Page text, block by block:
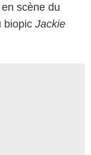
scène du
biopic Jackie